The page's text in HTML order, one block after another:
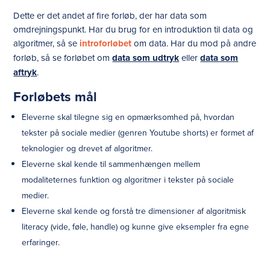
Dette er det andet af fire forløb, der har data som
omdrejningspunkt. Har du brug for en introduktion til data og
algoritmer, så se introforløbetom data. Har du mod på andre
forløb, så se forløbet omdata som udtrykellerdata som
aftryk.
Forløbets mål
Eleverne skal tilegne sig en opmærksomhed på, hvordan
tekster på sociale medier (genren Youtube shorts) er formet af
teknologier og drevet af algoritmer.
Eleverne skal kende til sammenhængen mellem
modaliteternes funktion og algoritmer i tekster på sociale
medier.
Eleverne skal kende og forstå tre dimensioner af algoritmisk
literacy (vide, føle, handle) og kunne give eksempler fra egne
erfaringer.